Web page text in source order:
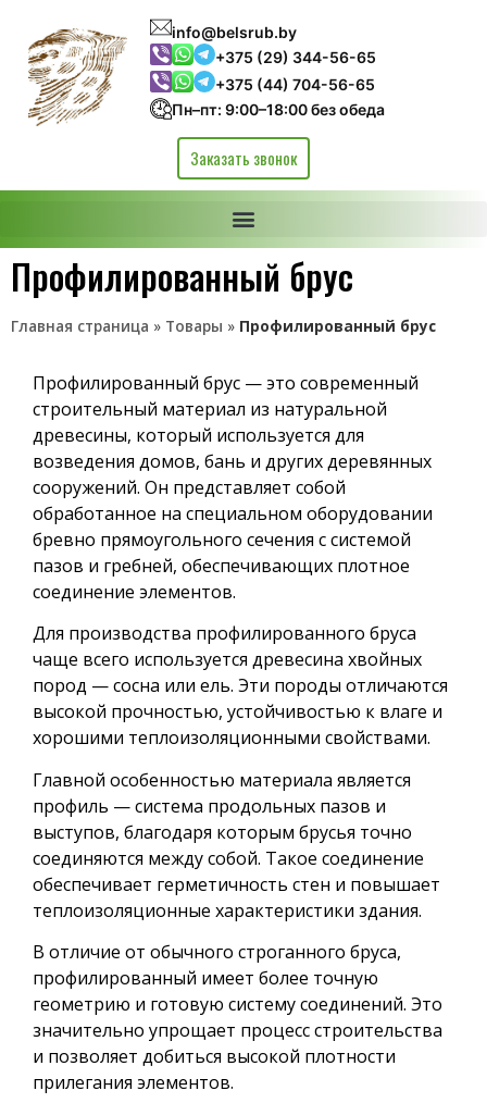
info@belsrub.by
+375 (29) 344-56-65
+375 (44) 704-56-65
Пн–пт: 9:00–18:00 без обеда
Заказать звонок
Профилированный брус
Главная страница » Товары » Профилированный брус
Профилированный брус — это современный
строительный материал из натуральной
древесины, который используется для
возведения домов, бань и других деревянных
сооружений. Он представляет собой
обработанное на специальном оборудовании
бревно прямоугольного сечения с системой
пазов и гребней, обеспечивающих плотное
соединение элементов.
Для производства профилированного бруса
чаще всего используется древесина хвойных
пород — сосна или ель. Эти породы отличаются
высокой прочностью, устойчивостью к влаге и
хорошими теплоизоляционными свойствами.
Главной особенностью материала является
профиль — система продольных пазов и
выступов, благодаря которым брусья точно
соединяются между собой. Такое соединение
обеспечивает герметичность стен и повышает
теплоизоляционные характеристики здания.
В отличие от обычного строганного бруса,
профилированный имеет более точную
геометрию и готовую систему соединений. Это
значительно упрощает процесс строительства
и позволяет добиться высокой плотности
прилегания элементов.